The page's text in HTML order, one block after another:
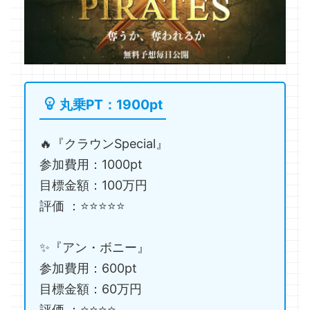
丸乗PT：1900pt
🔥『クラウンSpecial』
参加費用：1000pt
目標金額：100万円
評価 ：⭐️⭐️⭐️⭐️⭐️
✨『アン・ボニー』
参加費用：600pt
目標金額：60万円